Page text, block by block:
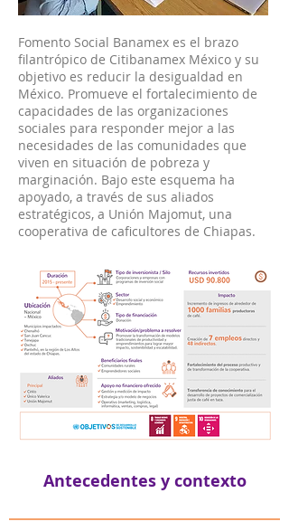
Fomento Social Banamex es el brazo
filantrópico de Citibanamex México y su
objetivo es reducir la desigualdad en
México. Promueve el fortalecimiento de
capacidades de las organizaciones
sociales para responder mejor a las
necesidades de las comunidades que
viven en situación de pobreza y
marginación. Bajo este esquema ha
apoyado, a través de sus aliados
estratégicos, a Unión Majomut, una
cooperativa de caficultores de Chiapas.
Antecedentes y contexto